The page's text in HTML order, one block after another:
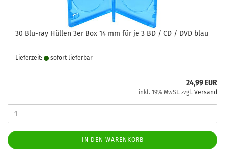
30 Blu-ray Hüllen 3er Box 14 mm für je 3 BD / CD / DVD blau
Lieferzeit: sofort lie­fer­bar
24,99 EUR
inkl. 19% MwSt. zzgl. Versand
IN DEN WARENKORB